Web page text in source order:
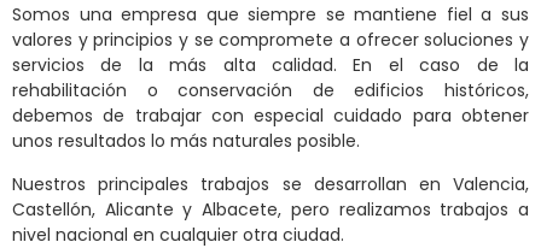
Somos una empresa que siempre se mantiene fiel a sus
valores y principios y se compromete a ofrecer soluciones y
servicios de la más alta calidad. En el caso de la
rehabilitación o conservación de edificios históricos,
debemos de trabajar con especial cuidado para obtener
unos resultados lo más naturales posible.
Nuestros principales trabajos se desarrollan en Valencia,
Castellón, Alicante y Albacete, pero realizamos trabajos a
nivel nacional en cualquier otra ciudad.